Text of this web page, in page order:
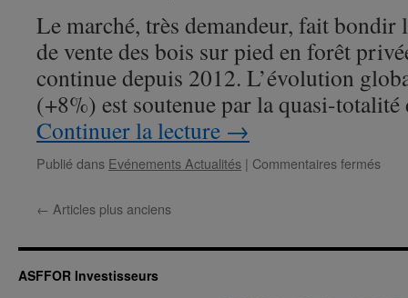
Le marché, très demandeur, fait
de vente des bois sur pied en forêt
continue depuis 2012. L’évolution
(+8%) est soutenue par la quasi-
Continuer la lecture →
Publié dans Evénements Actualités | Commentaires fermés
des
← Articles plus anciens
ASFFOR Investisseurs